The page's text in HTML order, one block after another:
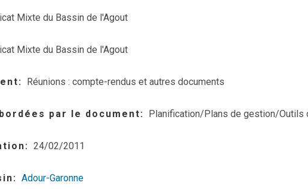
Mixte du Bassin de l'Agout
Mixte du Bassin de l'Agout
Réunions : compte-rendus et autres documents
par le document Planification/Plans de gestion/Outils
24/02/2011
Adour-Garonne